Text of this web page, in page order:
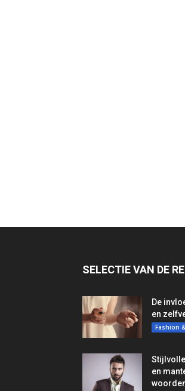
SELECTIE VAN DE
De
en
Fashion
en